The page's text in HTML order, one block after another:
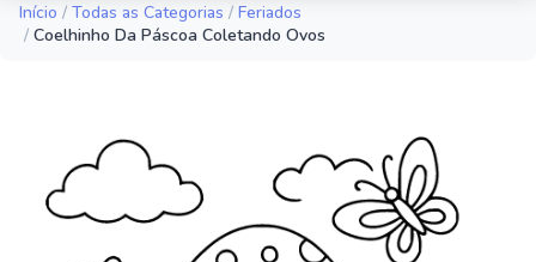
Início / Todas as Categorias / Feriados
/ Coelhinho Da Páscoa Coletando Ovos